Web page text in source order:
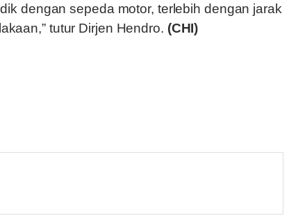
dengan sepeda motor, terlebih dengan jarak
tutur Dirjen Hendro. (CHI)